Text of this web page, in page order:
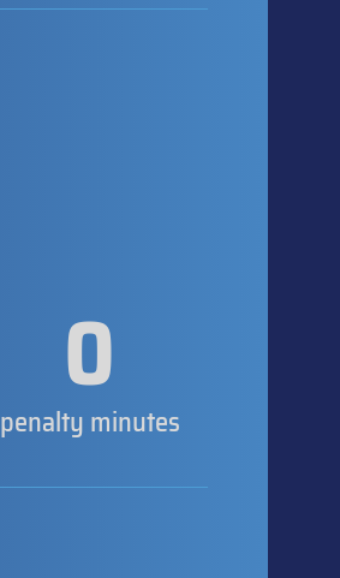
0
penalty minutes